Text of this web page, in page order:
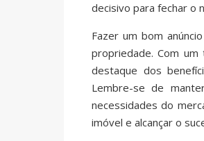
decisivo para fechar o
Fazer um bom
propriedade. Com
destaque dos
Lembre-se de
necessidades do
imóvel e alcançar o